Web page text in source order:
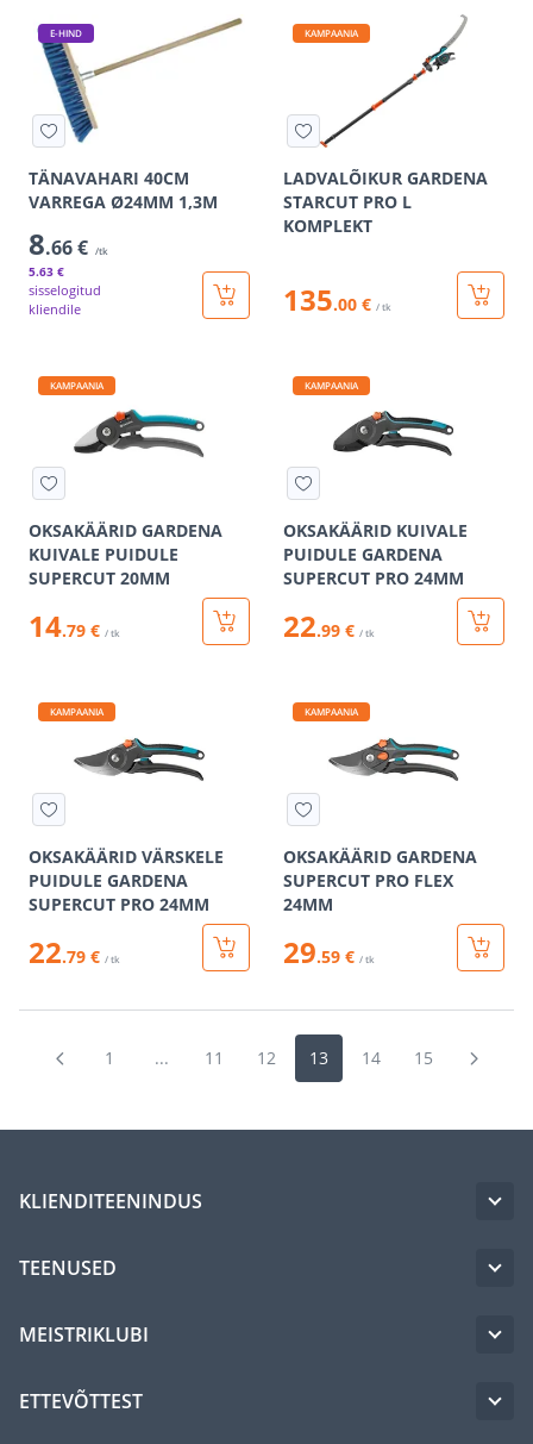
E-HIND
TÄNAVAHARI 40CM
VARREGA Ø24MM 1,3M
8.66 € /tk
5.63 €
sisselogitud
kliendile
KAMPAANIA
LADVALÕIKUR GARDENA
STARCUT PRO L
KOMPLEKT
135.00 € / tk
KAMPAANIA
OKSAKÄÄRID GARDENA
KUIVALE PUIDULE
SUPERCUT 20MM
14.79 € / tk
KAMPAANIA
OKSAKÄÄRID KUIVALE
PUIDULE GARDENA
SUPERCUT PRO 24MM
22.99 € / tk
KAMPAANIA
OKSAKÄÄRID VÄRSKELE
PUIDULE GARDENA
SUPERCUT PRO 24MM
22.79 € / tk
KAMPAANIA
OKSAKÄÄRID GARDENA
SUPERCUT PRO FLEX
24MM
29.59 € / tk
1 ... 11 12 13 14 15
KLIENDITEENINDUS
TEENUSED
MEISTRIKLUBI
ETTEVÕTTEST